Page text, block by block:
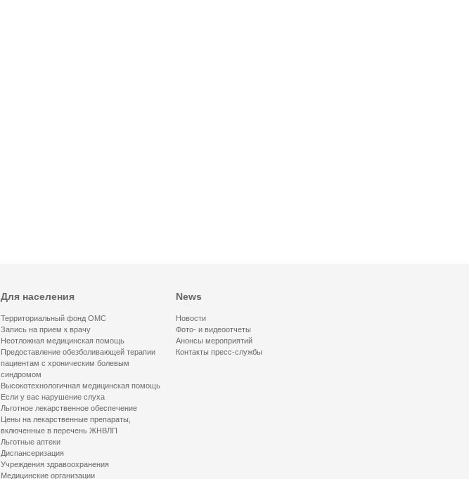
Для населения
Территориальный фонд ОМС
Запись на прием к врачу
Неотложная медицинская помощь
Предоставление обезболивающей терапии
пациентам с хроническим болевым
синдромом
Высокотехнологичная медицинская помощь
Если у вас нарушение слуха
Льготное лекарственное обеспечение
Цены на лекарственные препараты,
включенные в перечень ЖНВЛП
Льготные аптеки
Диспансеризация
Учреждения здравоохранения
Медицинские организации
News
Новости
Фото- и видеоотчеты
Анонсы мероприятий
Контакты пресс-службы